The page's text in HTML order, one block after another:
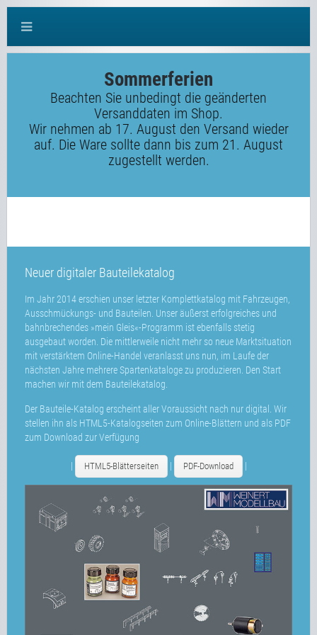
Sommerferien
Beachten Sie unbedingt die geänderten
Versanddaten im Shop.
Wir nehmen ab 17. August den Versand wieder
auf. Die Ware sollte dann bis zum 21. August
zugestellt werden.
Neuer digitaler Bauteilekatalog
Im Jahr 2014 erschien unser letzter Komplettkatalog mit Fahrzeugen,
Ausschmückungs- und Bauteilen. Unser äußerst erfolgreiches und
bahnbrechendes »mein Gleis«-Programm ist ebenfalls stetig
ausgebaut worden. Die mittlerweile nicht mehr so neue Marktsituation
mit verstärktem Online-Handel veranlasst uns nun, im Laufe der
nächsten Jahre mehrere Spartenkataloge zu produzieren. Den Start
machen wir mit dem Bauteilekatalog.
Der Bauteile-Katalog erscheint aller Voraussicht nach nur digital. Wir
stellen ihn als HTML5-Katalogseiten zum Online-Blättern und als PDF
zum Download zur Verfügung
| HTML5-Blätterseiten | PDF-Download |